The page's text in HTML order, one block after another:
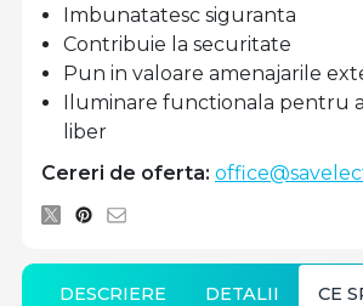
Imbunatatesc siguranta
Contribuie la securitate
Pun in valoare amenajarile
Iluminare functionala pentru
liber
Cereri de oferta:
DESCRIERE DETALII CE